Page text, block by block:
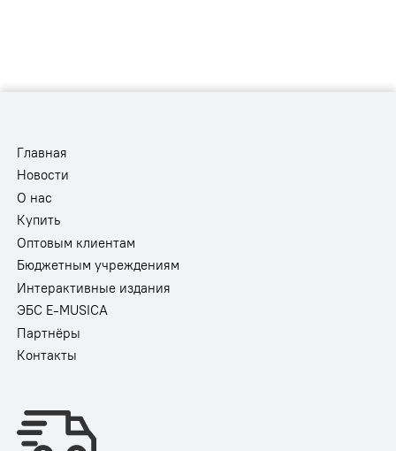
Главная
Новости
О нас
Купить
Оптовым клиентам
Бюджетным учреждениям
Интерактивные издания
ЭБС E-MUSICA
Партнёры
Контакты